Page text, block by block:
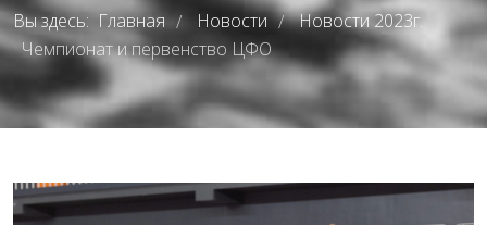
Вы здесь: Главная / Новости / Новости 2023г.
Чемпионат и первенство ЦФО